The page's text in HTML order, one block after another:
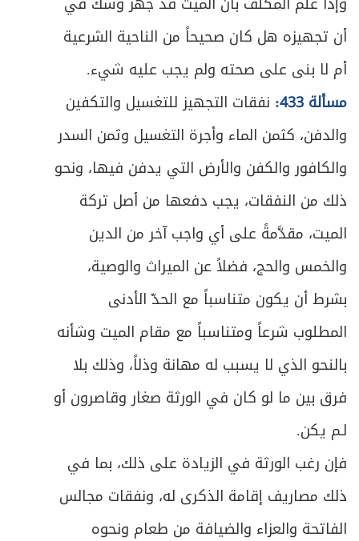
أن تجهيزه هل كان صحيحاً من الناحية الشرعية
أم لا بنى على صحته ولم يجب عليه شيء.
مسألة 433:
نفقات التجهيز للتغسيل والتكفين
والدفن، كثمن الماء وأجرة التغسيل وثمن السدر
والكافور والكفن والأرض التي يدفن فيها، ونحو
ذلك من النفقات، يجب دفعها من أصل تركة
الميت، مقدَّمةً على أي واجب آخر من الدين
والخمس والحج، فضلاً عن الميراث والوصية،
بشرط أن يكون متناسباً مع الحدّ الأدنى
المطلوب شرعاً ومتناسباً مع مقام الميت وشأنه
بالنحو الذي لا يسبب له مهانة وذلاً، وذلك بلا
فرق بين ما لو كان في الورثة صغار وقاصرون أو
لـم يكن.
فإن رغب الورثة في الزيادة على ذلك، بما في
ذلك مصاريف إقامة الذكرى له، ونفقات مجالس
الفاتحة والعزاء والضيافة من طعام ونحوه